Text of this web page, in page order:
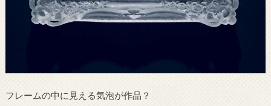
フレームの中に見える気泡が作品？